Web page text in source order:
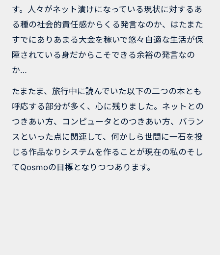
す。人々がネット漬けになっている現状に対するあ
る種の社会的責任感からくる発言なのか、はたまた
すでにありあまる大金を稼いで悠々自適な生活が保
障されている身だからこそできる余裕の発言なの
か…
たまたま、旅行中に読んでいた以下の二つの本とも
呼応する部分が多く、心に残りました。ネットとの
つきあい方、コンピュータとのつきあい方、バラン
スといった点に関連して、何かしら世間に一石を投
じる作品なりシステムを作ることが現在の私のそし
てQosmoの目標となりつつあります。